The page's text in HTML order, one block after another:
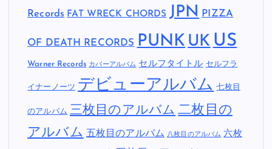
Records FAT WRECK CHORDS JPN PIZZA
OF DEATH RECORDS PUNK UK US
Warner Records カバーアルバム セルフタイトル セルフラ
イナーノーツ デビューアルバム 七枚目
のアルバム 三枚目のアルバム 二枚目の
アルバム 五枚目のアルバム 八枚目のアルバム 六枚